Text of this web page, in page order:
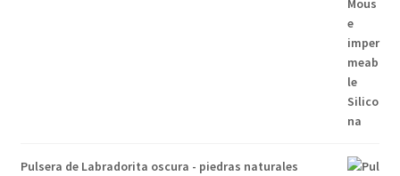
Pulsera de Labradorita oscura - piedras naturales